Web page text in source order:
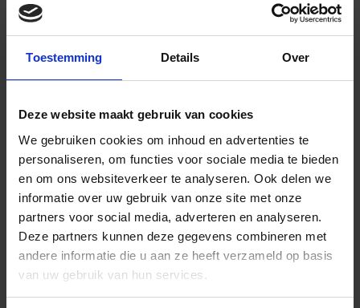
Toestemming Details Over
Deze website maakt gebruik van cookies
We gebruiken cookies om inhoud en advertenties te
personaliseren, om functies voor sociale media te bieden
en om ons websiteverkeer te analyseren. Ook delen we
informatie over uw gebruik van onze site met onze
partners voor social media, adverteren en analyseren.
Deze partners kunnen deze gegevens combineren met
andere informatie die u aan ze heeft verzameld op basis
van uw gebruik van hun services.